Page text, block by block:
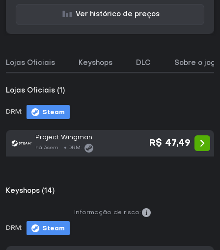
Ver histórico de preços
Lojas Oficiais Keyshops DLC Sobre o jogo
Lojas Oficiais (1)
DRM: Steam
Project Wingman
há 3sem DRM:
R$ 47,49
Keyshops (14)
DRM: Steam
Informação de risco: